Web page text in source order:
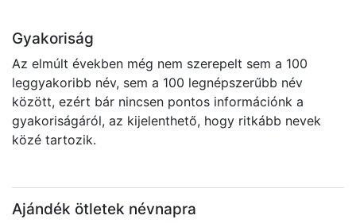
Gyakoriság
Az elmúlt években még nem szerepelt sem a 100
leggyakoribb név, sem a 100 legnépszerűbb név
között, ezért bár nincsen pontos információnk a
gyakoriságáról, az kijelenthető, hogy ritkább nevek
közé tartozik.
Ajándék ötletek névnapra